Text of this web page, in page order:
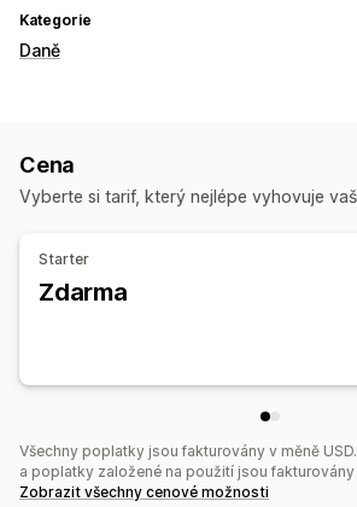
Kategorie
Daně
Registrace
USA (daň z prodeje)
Cena
Vyberte si tarif, který nejlépe vyhovuje
Starter
Zdarma
Všechny poplatky jsou fakturovány v měně
a poplatky založené na použití jsou
Zobrazit všechny cenové možnosti